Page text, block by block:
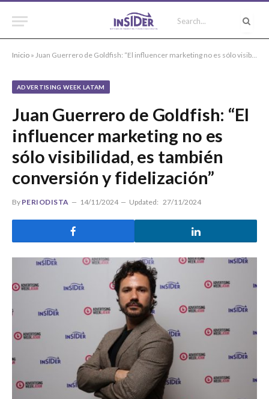
Inicio » Juan Guerrero de Goldfish: “El influencer marketing no es sólo visibilidad, es también conversión y fidelización”
ADVERTISING WEEK LATAM
Juan Guerrero de Goldfish: “El
influencer marketing no es
sólo visibilidad, es también
conversión y fidelización”
By PERIODISTA 14/11/2024 Updated: 27/11/2024